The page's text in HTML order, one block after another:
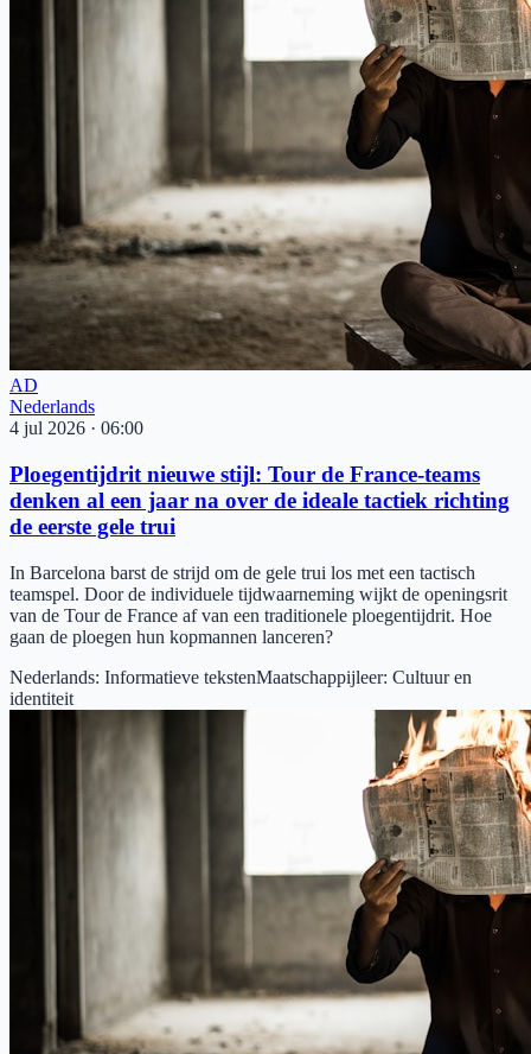
AD
Nederlands
4 jul 2026 · 06:00
Ploegentijdrit nieuwe stijl: Tour de France-teams
denken al een jaar na over de ideale tactiek richting
de eerste gele trui
In Barcelona barst de strijd om de gele trui los met een tactisch
teamspel. Door de individuele tijdwaarneming wijkt de openingsrit
van de Tour de France af van een traditionele ploegentijdrit. Hoe
gaan de ploegen hun kopmannen lanceren?
Nederlands: Informatieve tekstenMaatschappijleer: Cultuur en
identiteit